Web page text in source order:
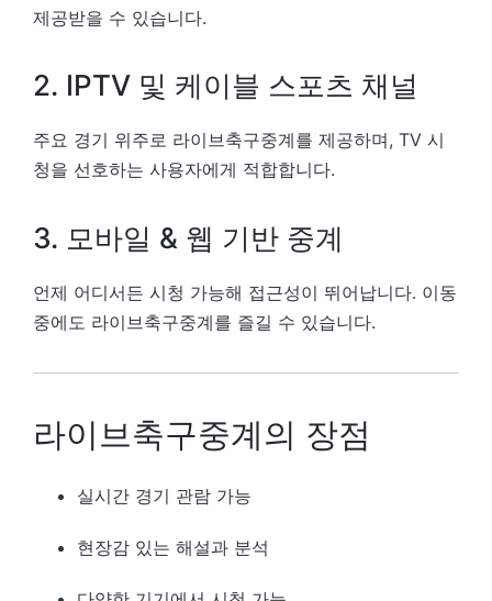
제공받을 수 있습니다.
2. IPTV 및 케이블 스포츠 채널
주요 경기 위주로 라이브축구중계를 제공하며, TV 시
청을 선호하는 사용자에게 적합합니다.
3. 모바일 & 웹 기반 중계
언제 어디서든 시청 가능해 접근성이 뛰어납니다. 이동
중에도 라이브축구중계를 즐길 수 있습니다.
라이브축구중계의 장점
실시간 경기 관람 가능
현장감 있는 해설과 분석